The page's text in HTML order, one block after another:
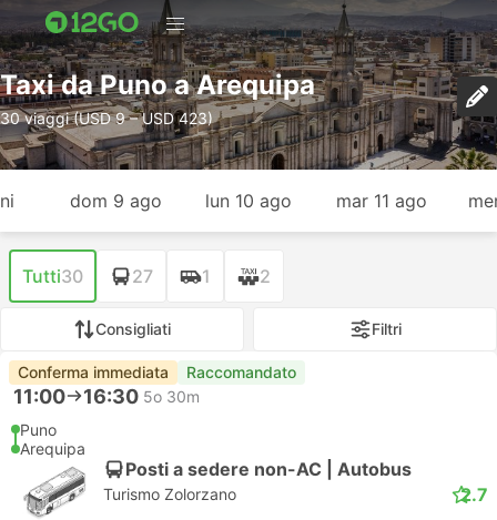
Taxi da Puno a Arequipa
30 viaggi (USD 9 – USD 423)
dom 9 ago lun 10 ago mar 11 ago
Tutti30 27 1 2
Consigliati Filtri
Conferma immediata Raccomandato
11:00 16:30 5o 30m
Puno
Arequipa
Posti a sedere non-AC | Autobus
Turismo Zolorzano 2.7